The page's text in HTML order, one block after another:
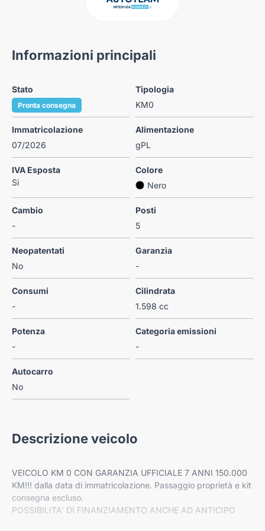
Informazioni principali
Stato
Pronta consegna
Tipologia
KM0
Immatricolazione
07/2026
Alimentazione
gPL
IVA Esposta
Si
Colore
Nero
Cambio
-
Posti
5
Neopatentati
No
Garanzia
-
Consumi
-
Cilindrata
1.598 cc
Potenza
-
Categoria emissioni
-
Autocarro
No
Descrizione veicolo
VEICOLO KM 0 CON GARANZIA UFFICIALE 7 ANNI 150.000
KM!!! dalla data di immatricolazione. Passaggio proprietà e kit
consegna escluso.
POSSIBILITA’ DI FINANZIAMENTO ANCHE AD ANTICIPO